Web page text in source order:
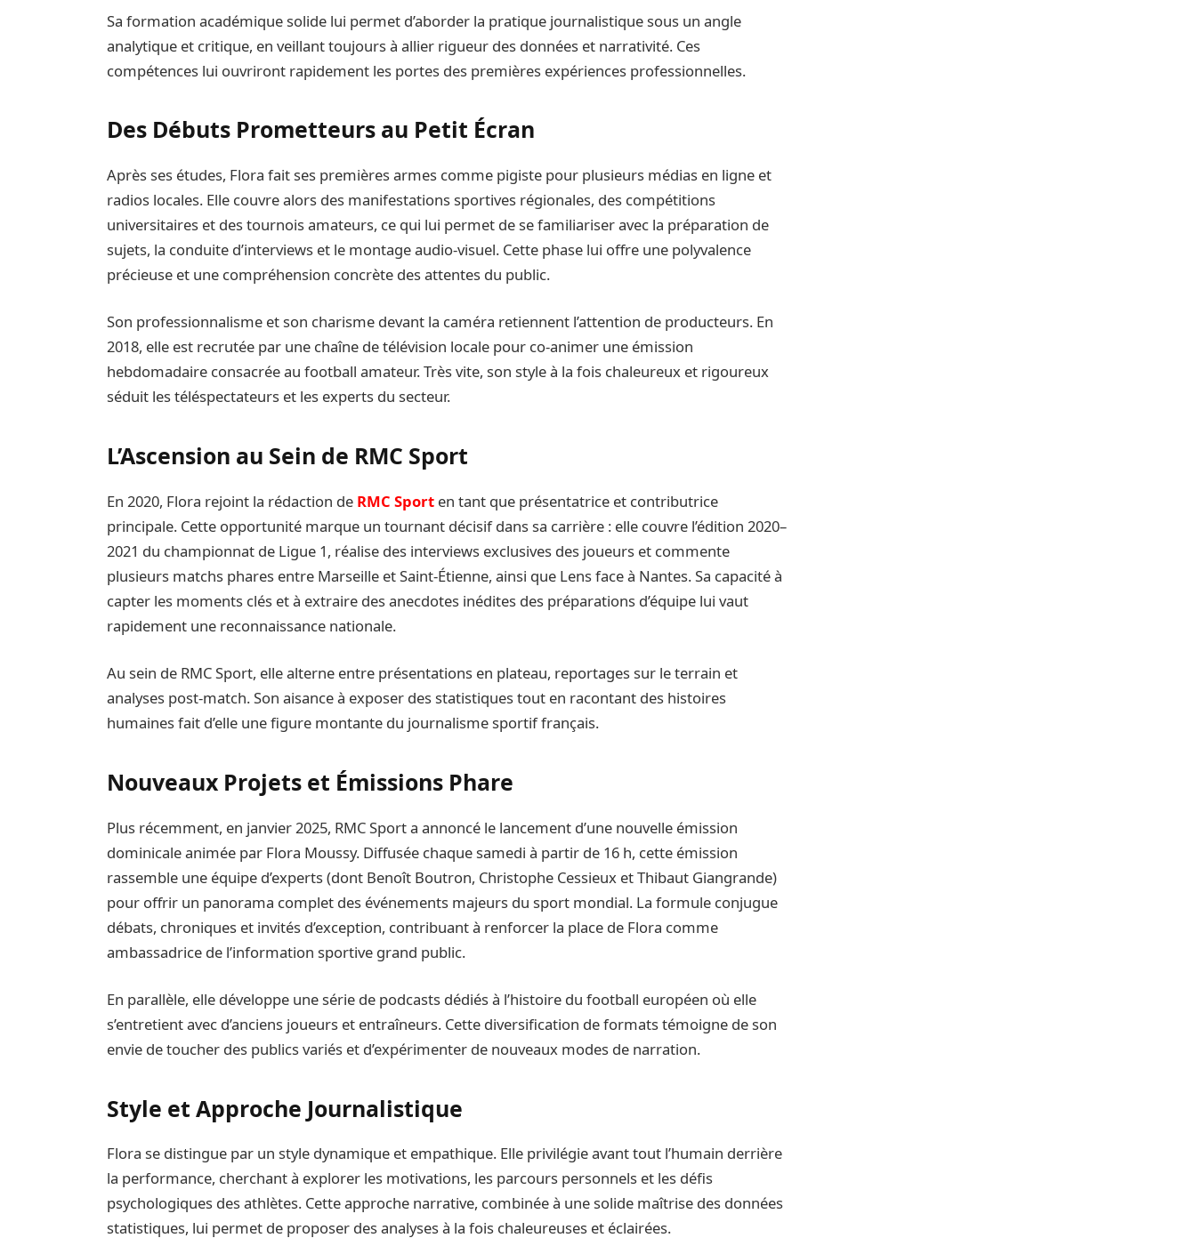
Sa formation académique solide lui permet d’aborder la pratique journalistique sous un angle
analytique et critique, en veillant toujours à allier rigueur des données et narrativité. Ces
compétences lui ouvriront rapidement les portes des premières expériences professionnelles.
Des Débuts Prometteurs au Petit Écran
Après ses études, Flora fait ses premières armes comme pigiste pour plusieurs médias en ligne et
radios locales. Elle couvre alors des manifestations sportives régionales, des compétitions
universitaires et des tournois amateurs, ce qui lui permet de se familiariser avec la préparation de
sujets, la conduite d’interviews et le montage audio-visuel. Cette phase lui offre une polyvalence
précieuse et une compréhension concrète des attentes du public.
Son professionnalisme et son charisme devant la caméra retiennent l’attention de producteurs. En
2018, elle est recrutée par une chaîne de télévision locale pour co-animer une émission
hebdomadaire consacrée au football amateur. Très vite, son style à la fois chaleureux et rigoureux
séduit les téléspectateurs et les experts du secteur.
L’Ascension au Sein de RMC Sport
En 2020, Flora rejoint la rédaction de RMC Sporten tant que présentatrice et contributrice
principale. Cette opportunité marque un tournant décisif dans sa carrière : elle couvre l’édition 2020–
2021 du championnat de Ligue 1, réalise des interviews exclusives des joueurs et commente
plusieurs matchs phares entre Marseille et Saint-Étienne, ainsi que Lens face à Nantes. Sa capacité à
capter les moments clés et à extraire des anecdotes inédites des préparations d’équipe lui vaut
rapidement une reconnaissance nationale.
Au sein de RMC Sport, elle alterne entre présentations en plateau, reportages sur le terrain et
analyses post-match. Son aisance à exposer des statistiques tout en racontant des histoires
humaines fait d’elle une figure montante du journalisme sportif français.
Nouveaux Projets et Émissions Phare
Plus récemment, en janvier 2025, RMC Sport a annoncé le lancement d’une nouvelle émission
dominicale animée par Flora Moussy. Diffusée chaque samedi à partir de 16 h, cette émission
rassemble une équipe d’experts (dont Benoît Boutron, Christophe Cessieux et Thibaut Giangrande)
pour offrir un panorama complet des événements majeurs du sport mondial. La formule conjugue
débats, chroniques et invités d’exception, contribuant à renforcer la place de Flora comme
ambassadrice de l’information sportive grand public.
En parallèle, elle développe une série de podcasts dédiés à l’histoire du football européen où elle
s’entretient avec d’anciens joueurs et entraîneurs. Cette diversification de formats témoigne de son
envie de toucher des publics variés et d’expérimenter de nouveaux modes de narration.
Style et Approche Journalistique
Flora se distingue par un style dynamique et empathique. Elle privilégie avant tout l’humain derrière
la performance, cherchant à explorer les motivations, les parcours personnels et les défis
psychologiques des athlètes. Cette approche narrative, combinée à une solide maîtrise des données
statistiques, lui permet de proposer des analyses à la fois chaleureuses et éclairées.